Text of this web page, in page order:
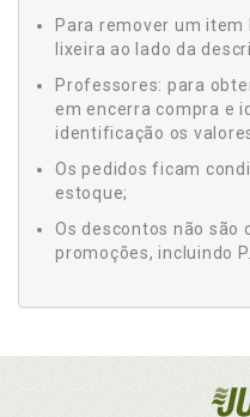
Para remover um item
lixeira ao lado da
Professores: para
em encerra compra e
identificação os
Os pedidos ficam
estoque;
Os descontos não são
promoções, incluindo